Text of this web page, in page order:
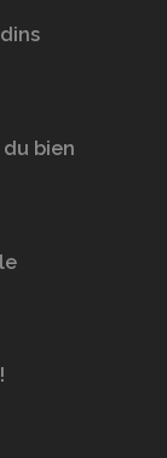
bien